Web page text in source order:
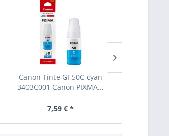
Canon Tinte GI-50C cyan
3403C001 Canon PIXMA...
7,59 € *